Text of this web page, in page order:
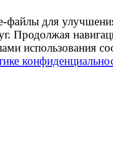
файлы для
Продолжая
использования